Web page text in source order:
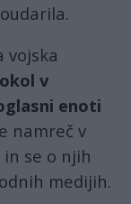
vojska
v
enoti
namreč v
se o njih
medijih.